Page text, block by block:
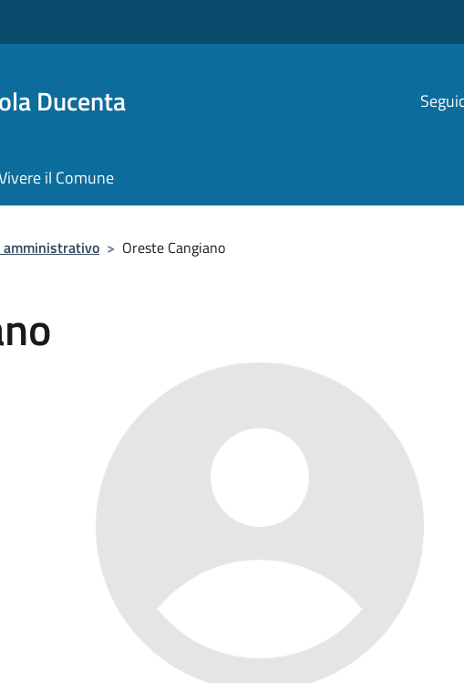
Ducenta
il Comune
amministrativo > Oreste Cangiano